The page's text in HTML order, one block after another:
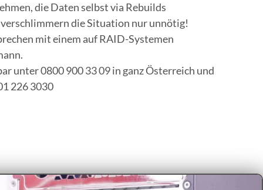
die Daten selbst via Rebuilds
die Situation nur unnötig!
mit einem auf RAID-Systemen
unter 0800 900 33 09 in ganz Österreich und
226 3030